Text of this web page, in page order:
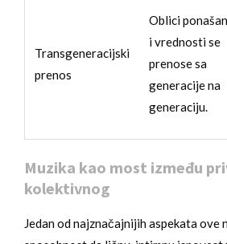
Transgeneracijski
prenos
Oblici
i vrednosti se
prenose sa
generacije na
generaciju.
Muzika kao most između
kolektivnog
Jedan od najznačajnijih aspekata ove